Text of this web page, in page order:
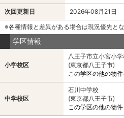
次回更新日
2026年08月21日
※各種情報と差異がある場合は現況優先と
学区情報
小学校区
八王子市立小宮小
(東京都八王子市)
この学区の他の物
中学校区
石川中学校
(東京都八王子市)
この学区の他の物